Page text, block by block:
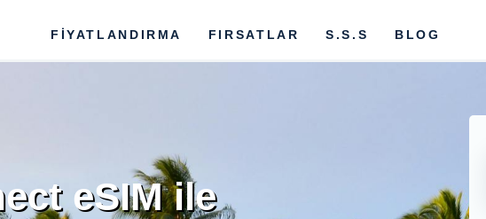
FİYATLANDIRMA FIRSATLAR S.S.S BLOG
eSIM ile